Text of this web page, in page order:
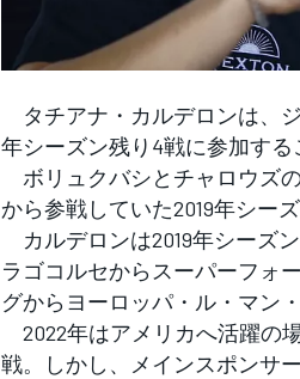
フォーミュラE
タチアナ・カルデロンは、
年シーズン残り4戦に参加する
ボリュクバシとチャロウズ
から参戦していた2019年シー
カルデロンは2019年シーズ
ラゴコルセからスーパーフォ
グからヨーロッパ・ル・マン
2022年はアメリカへ活躍の
戦。しかし、メインスポンサ